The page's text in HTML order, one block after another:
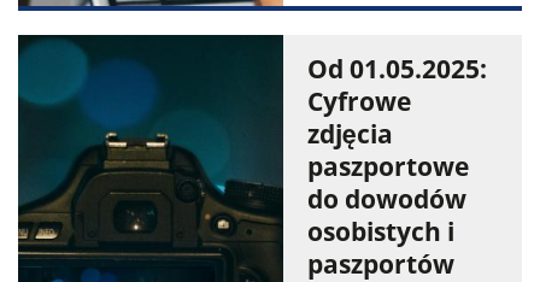
Od 01.05.2025:
Cyfrowe
zdjęcia
paszportowe
do dowodów
osobistych i
paszportów